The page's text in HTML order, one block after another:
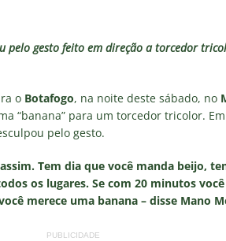
Mais um vexame! Fluminense perde para o Vasco
Fortaleza X Palmeiras — Oitavas Copa do Brasil
APOSTAS
pelo gesto feito em direção a torcedor
o Botafogo, na noite deste sábado, no
“banana” para um torcedor tricolor.
pelo gesto.
Tem dia que você manda beijo,
os lugares. Se com 20 minutos
merece uma banana – disse Mano
PUBLICIDADE